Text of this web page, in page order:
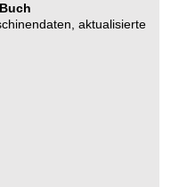
aktualisierte